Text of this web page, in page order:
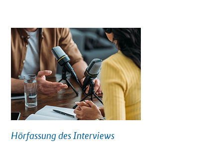
Hörfassung des Interviews